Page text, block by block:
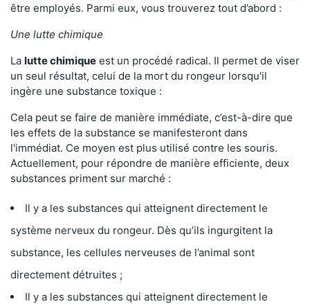
être employés. Parmi eux, vous trouverez tout d’abord :
Une lutte chimique
La lutte chimique est un procédé radical. Il permet de viser
un seul résultat, celui de la mort du rongeur lorsqu'il
ingère une substance toxique :
Cela peut se faire de manière immédiate, c’est-à-dire que
les effets de la substance se manifesteront dans
l'immédiat. Ce moyen est plus utilisé contre les souris.
Actuellement, pour répondre de manière efficiente, deux
substances priment sur marché :
Il y a les substances qui atteignent directement le
système nerveux du rongeur. Dès qu’ils ingurgitent la
substance, les cellules nerveuses de l’animal sont
directement détruites ;
Il y a les substances qui atteignent directement le